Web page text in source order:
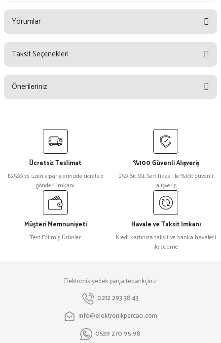
Yorumlar
Yorum Yaz
Taksit Seçenekleri
Önerileriniz
yetersiz gördüğünüz noktaları öneri formunu kullanarak tarafımıza
Görüş ve önerileriniz için teşekkür ederiz.
Ürün resmi kalitesiz, bozuk veya görüntülenemiyor.
Ürün açıklamasında eksik bilgiler bulunuyor.
Ürün bilgilerinde hatalar bulunuyor.
Ürün fiyatı diğer sitelerden daha pahalı.
Bu ürüne benzer farklı alternatifler olmalı.
Gönder
Ücretsiz Teslimat
₺2500 ve üzeri siparişlerinizde ücretsiz
gönderi imkanı
%100 Güvenli Alışveriş
250 Bit SSL Sertifikası ile %100 güvenli
alışveriş
Müşteri Memnuniyeti
Test Edilmiş Ürünler
Havale ve Taksit İmkanı
Kredi kartınıza taksit ve banka havalesi
ile ödeme
Elektronik yedek parça tedarikçiniz
0212 293 38 43
info@elektronikparcaci.com
0539 270 95 98